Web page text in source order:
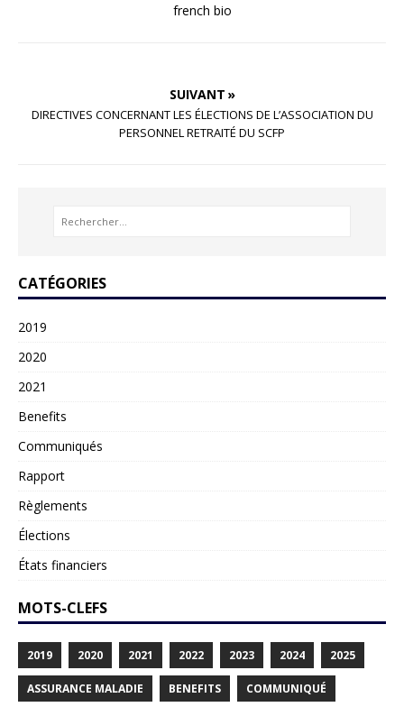
french bio
SUIVANT »
DIRECTIVES CONCERNANT LES ÉLECTIONS DE L’ASSOCIATION DU
PERSONNEL RETRAITÉ DU SCFP
CATÉGORIES
2019
2020
2021
Benefits
Communiqués
Rapport
Règlements
Élections
États financiers
MOTS-CLEFS
2019 2020 2021 2022 2023 2024 2025
ASSURANCE MALADIE BENEFITS COMMUNIQUÉ